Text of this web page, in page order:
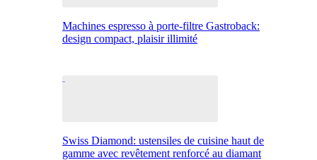
Machines espresso à porte-filtre Gastroback:
design compact, plaisir illimité
Swiss Diamond: ustensiles de cuisine haut de
gamme avec revêtement renforcé au diamant